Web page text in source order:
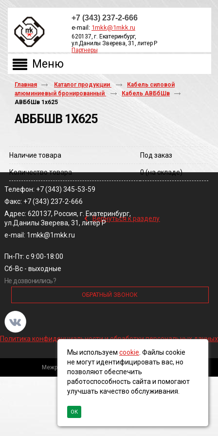
+7 (343) 237-2-666
e-mail: 1mkk@1mkk.ru
620137, г. Екатеринбург,
ул.Данилы Зверева, 31, литер Р
Партнеры
Главная Каталог продукции
Кабель силовой
алюминиевый бронированный
Кабель АВБбШв
АВБбШв 1х625
АВББШВ 1Х625
Наличие товара Под заказ
Количество товара 0(на складе)
‹ Вернуться к разделу
Телефон: +7 (343) 345-53-59
Факс: +7 (343) 237-2-666
Адрес: 620137, Россия, г. Екатеринбург,
ул.Данилы Зверева, 31, литер Р
e-mail: 1mkk@1mkk.ru
Пн-Пт: с 9:00-18:00
Сб-Вс - выходные
Не дозвонились?
ОБРАТНЫЙ ЗВОНОК
Политика конфиденциальности и обработки персональных данных
Межрегиональная кабельная компания, 2016 ©
Мы используем cookie . Файлы cookie
не могут идентифицировать вас, но
позволяют обеспечить
работоспособность сайта и помогают
улучшать качество обслуживания.
ОК